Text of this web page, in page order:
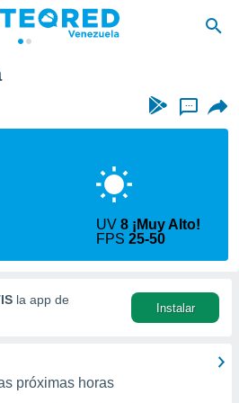
...
UV8 ¡Muy Alto!
FPS25-50
la app de
Instalar
próximas horas